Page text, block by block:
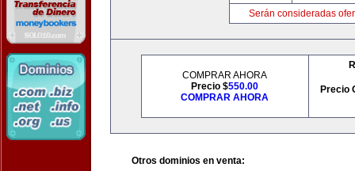
Serán consideradas
COMPRAR AHORA
Precio $550.00
COMPRAR AHORA
Precio
Otros dominios en venta: